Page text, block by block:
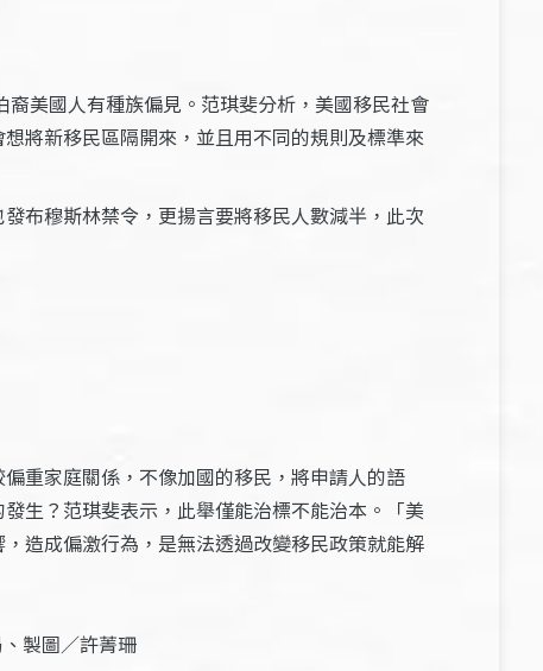
美國人有種族偏見。范琪斐分析，美國移民社會
將新移民區隔開來，並且用不同的規則及標準來
布穆斯林禁令，更揚言要將移民人數減半，此次
重家庭關係 ，不像加國的移民，將申請人的語
生？范琪斐表示，此舉僅能治標不能治本。「美
造成偏激行為，是無法透過改變移民政策就能解
製圖／許菁珊